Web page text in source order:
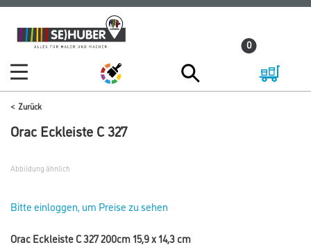
Zum
Inhalt
Zum
Navigationsmenü
0
Zurück
Orac Eckleiste C 327
Abbildung ähnlich
Bitte einloggen, um Preise zu sehen
Orac Eckleiste C 327 200cm 15,9 x 14,3 cm